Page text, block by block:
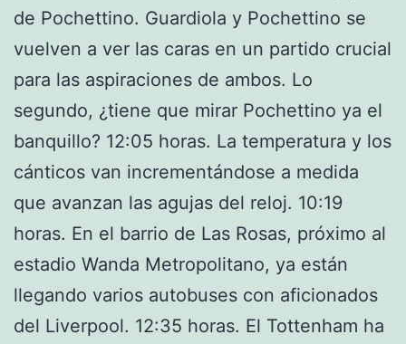
de Pochettino. Guardiola y Pochettino se
vuelven a ver las caras en un partido crucial
para las aspiraciones de ambos. Lo
segundo, ¿tiene que mirar Pochettino ya el
banquillo? 12:05 horas. La temperatura y los
cánticos van incrementándose a medida
que avanzan las agujas del reloj. 10:19
horas. En el barrio de Las Rosas, próximo al
estadio Wanda Metropolitano, ya están
llegando varios autobuses con aficionados
del Liverpool. 12:35 horas. El Tottenham ha